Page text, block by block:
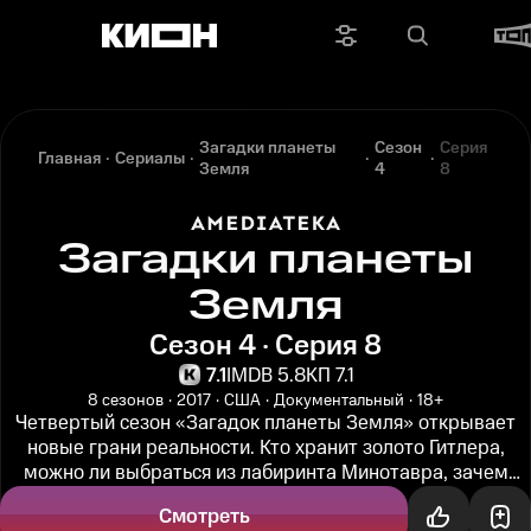
Главная Сериалы Загадки планеты
Земля
Сезон
4
Серия
8
Загадки планеты
Земля
Сезон 4 · Серия 8
7.1IMDB 5.8КП 7.1
8 сезонов 2017 США Документальный 18+
Четвертый сезон «Загадок планеты Земля» открывает
новые грани реальности. Кто хранит золото Гитлера,
можно ли выбраться из лабиринта Минотавра, зачем
Смотреть